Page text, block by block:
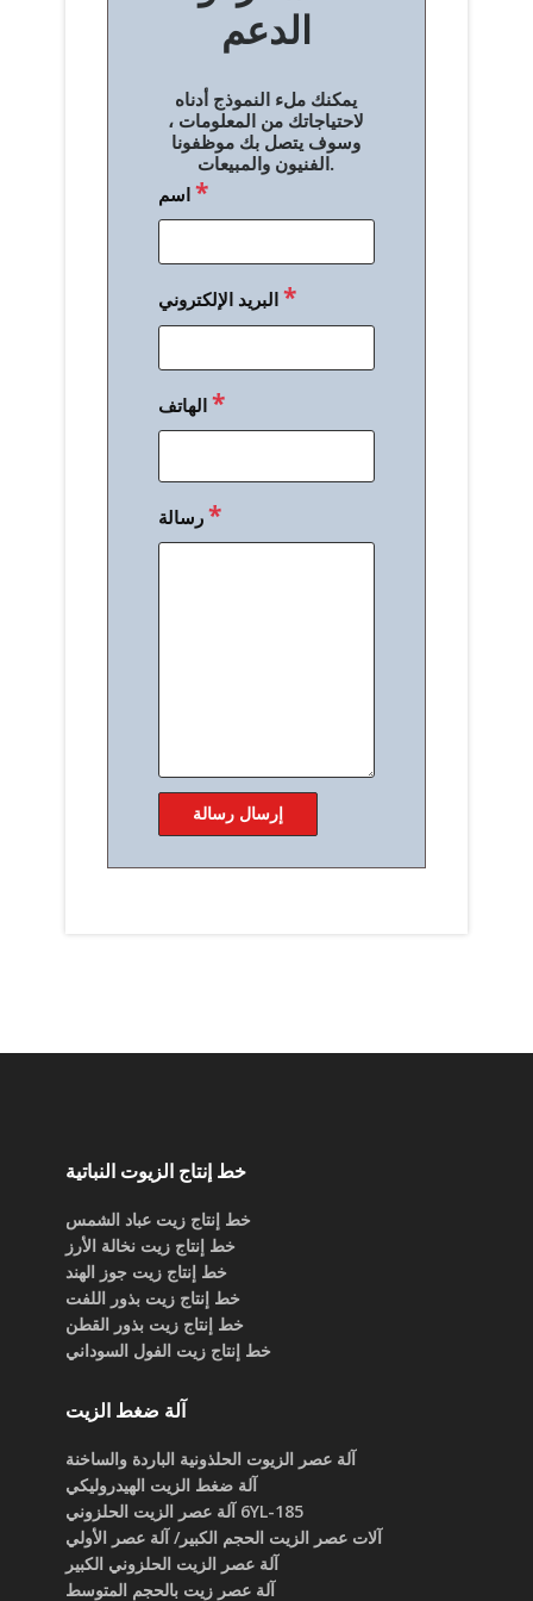
الدعم
يمكنك ملء النموذج أدناه
لاحتياجاتك من المعلومات ،
وسوف يتصل بك موظفونا
الفنيون والمبيعات.
اسم*
البريد الإلكتروني*
الهاتف*
رسالة*
خط إنتاج الزيوت النباتية
خط إنتاج زيت عباد الشمس
خط إنتاج زيت نخالة الأرز
خط إنتاج زيت جوز الهند
خط إنتاج زيت بذور اللفت
خط إنتاج زيت بذور القطن
خط إنتاج زيت الفول السوداني
آلة ضغط الزيت
آلة عصر الزيوت الحلذونية الباردة والساخنة
آلة ضغط الزيت الهيدروليكي
6YL-185 آلة عصر الزيت الحلزوني
آلات عصر الزيت الحجم الكبير/ آلة عصر الأولي
آلة عصر الزيت الحلزوني الكبير
آلة عصر زيت بالحجم المتوسط